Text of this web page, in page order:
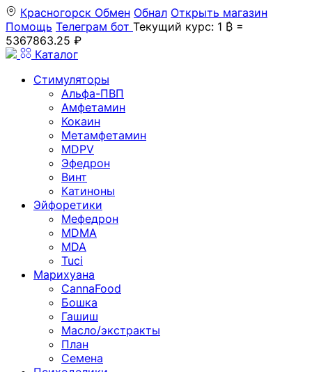
Красногорск Обмен Обнал Открыть магазин
Помощь Телеграм бот Текущий курс: 1 ₿ =
5367863.25 ₽
Каталог
Стимуляторы
Альфа-ПВП
Амфетамин
Кокаин
Метамфетамин
MDPV
Эфедрон
Винт
Катиноны
Эйфоретики
Мефедрон
MDMA
MDA
Tuci
Марихуана
CannaFood
Бошка
Гашиш
Масло/экстракты
План
Семена